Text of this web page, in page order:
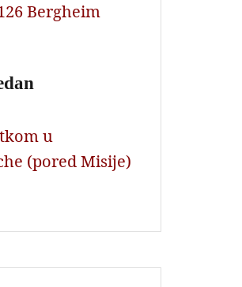
Bergheim
u
(pored Misije)